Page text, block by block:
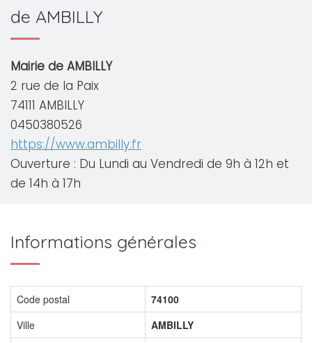
de AMBILLY
Mairie de AMBILLY
2 rue de la Paix
74111 AMBILLY
0450380526
https://www.ambilly.fr
Ouverture : Du Lundi au Vendredi de 9h à 12h et
de 14h à 17h
Informations générales
Code postal
74100
Ville
AMBILLY